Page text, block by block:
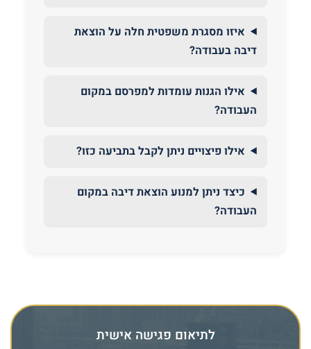
איזו מסגרת משפטית חלה על הוצאת
דיבה בעבודה?
אילו הגנות עומדות למפרסם במקום
העבודה?
אילו פיצויים ניתן לקבל בתביעה כזו?
כיצד ניתן למנוע הוצאת דיבה במקום
העבודה?
לתיאום פגישה אישית